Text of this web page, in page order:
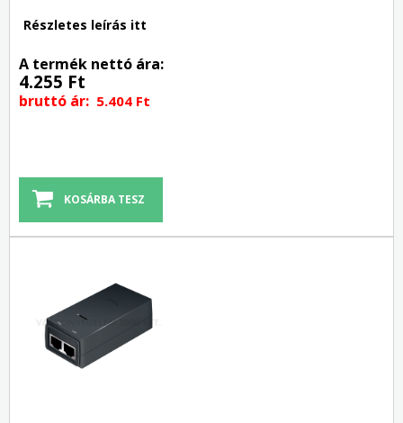
Részletes leírás itt
A termék nettó ára:
4.255 Ft
bruttó ár: 5.404 Ft